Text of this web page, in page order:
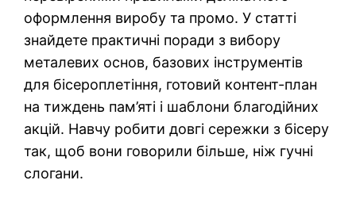
оформлення виробу та промо. У статті
знайдете практичні поради з вибору
металевих основ, базових інструментів
для бісероплетіння, готовий контент-план
на тиждень пам’яті і шаблони благодійних
акцій. Навчу робити довгі сережки з бісеру
так, щоб вони говорили більше, ніж гучні
слогани.